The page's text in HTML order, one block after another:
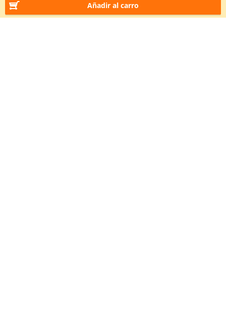
Añadir al carro